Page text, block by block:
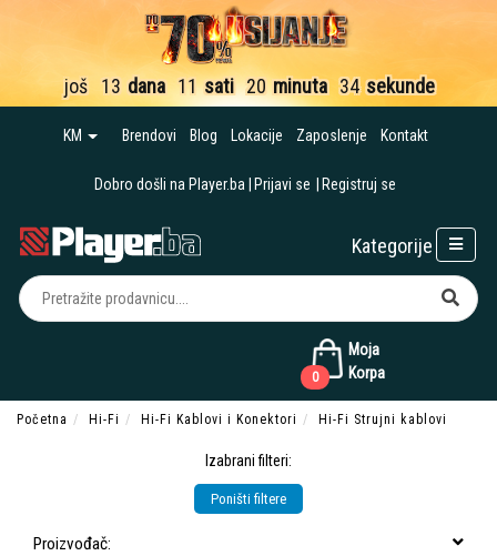
još 13 dana 11 sati 20 minuta 33 sekunde
KM Brendovi Blog Lokacije Zaposlenje Kontakt
Dobro došli na Player.ba Prijavi se Registruj se
Moja
Korpa
0
Kategorije
Početna Hi-Fi Hi-Fi Kablovi i Konektori Hi-Fi Strujni kablovi
Izabrani filteri:
Poništi filtere
Proizvođač: